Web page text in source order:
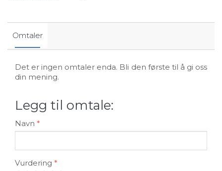
Omtaler
Det er ingen omtaler enda. Bli den første til å gi oss
din mening.
Legg til omtale:
Navn
Vurdering